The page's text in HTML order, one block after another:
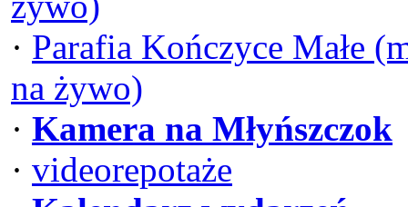
· Parafia Kończyce Małe
na żywo)
· Kamera na Młyńszczok
· videorepotaże